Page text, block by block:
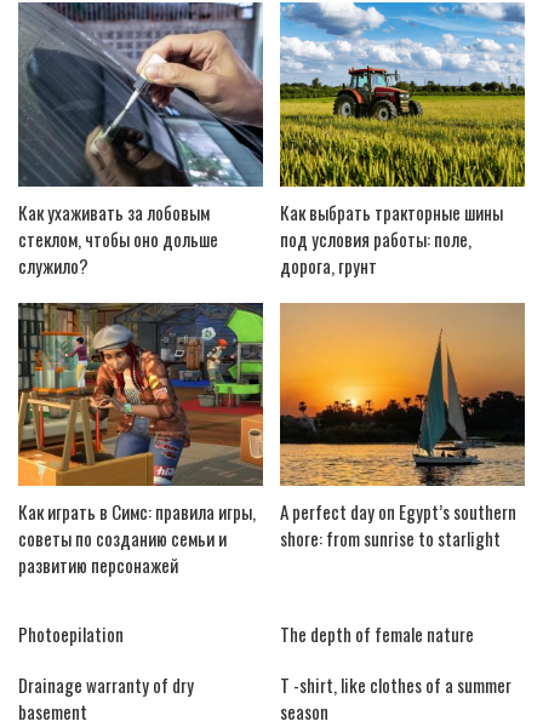
Как ухаживать за лобовым
стеклом, чтобы оно дольше
служило?
Как выбрать тракторные шины
под условия работы: поле,
дорога, грунт
Как играть в Симс: правила игры,
советы по созданию семьи и
развитию персонажей
A perfect day on Egypt’s southern
shore: from sunrise to starlight
Photoepilation
The depth of female nature
Drainage warranty of dry
basement
T -shirt, like clothes of a summer
season